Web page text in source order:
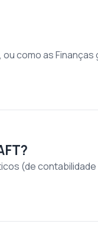
como as Finanças
(de